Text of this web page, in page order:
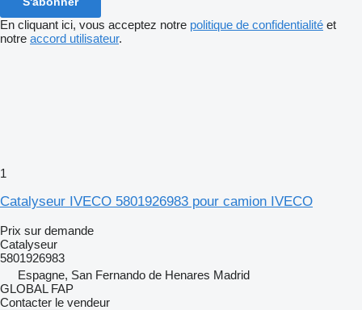
En cliquant ici, vous acceptez notre politique de confidentialité et
notre accord utilisateur.
1
Catalyseur IVECO 5801926983 pour camion IVECO
Prix sur demande
Catalyseur
5801926983
Espagne, San Fernando de Henares Madrid
GLOBAL FAP
Contacter le vendeur